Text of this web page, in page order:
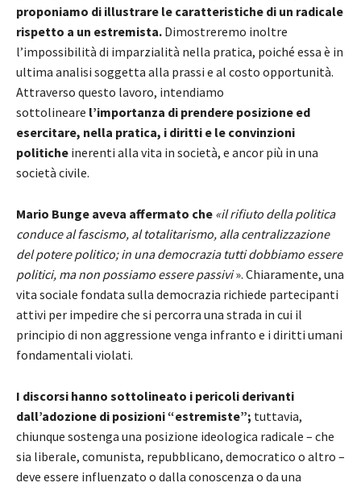
proponiamo di illustrare le caratteristiche di un radicale
rispetto a un estremista. Dimostreremo inoltre
l’impossibilità di imparzialità nella pratica, poiché essa è in
ultima analisi soggetta alla prassi e al costo opportunità.
Attraverso questo lavoro, intendiamo
sottolineare l’importanza di prendere posizione ed
esercitare, nella pratica, i diritti e le convinzioni
politiche inerenti alla vita in società, e ancor più in una
società civile.
Mario Bunge aveva affermato che «il rifiuto della politica
conduce al fascismo, al totalitarismo, alla centralizzazione
del potere politico; in una democrazia tutti dobbiamo essere
politici, ma non possiamo essere passivi». Chiaramente, una
vita sociale fondata sulla democrazia richiede partecipanti
attivi per impedire che si percorra una strada in cui il
principio di non aggressione venga infranto e i diritti umani
fondamentali violati.
I discorsi hanno sottolineato i pericoli derivanti
dall’adozione di posizioni “estremiste”; tuttavia,
chiunque sostenga una posizione ideologica radicale – che
sia liberale, comunista, repubblicano, democratico o altro –
deve essere influenzato o dalla conoscenza o da una